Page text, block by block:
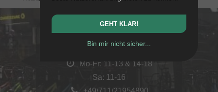
kunstform Stuttgart
Mo-Fr: 11-13 & 14-18
Sa: 11-16
GEHT KLAR!
Bin mir nicht sicher...